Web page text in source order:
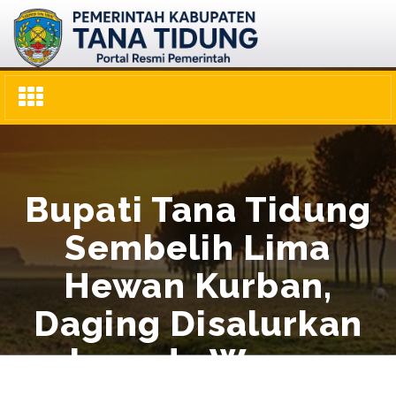
Toggle
navigation
Bupati Tana Tidung
Sembelih Lima
Hewan Kurban,
Daging Disalurkan
kepada Warga